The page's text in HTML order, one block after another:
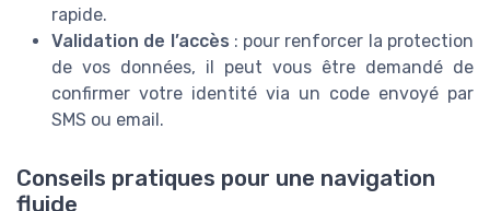
rapide.
Validation de l’accès : pour renforcer la protection
de vos données, il peut vous être demandé de
confirmer votre identité via un code envoyé par
SMS ou email.
Conseils pratiques pour une navigation
fluide